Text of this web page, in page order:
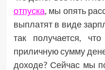
отпуска, мы опять
выплатят в виде
так получается,
приличную сумму
доходе? Сейчас мы